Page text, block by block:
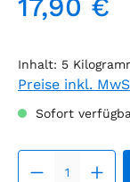
Regulärer Preis:
17,90 €
Inhalt: 5
Preise inkl.
Sofort